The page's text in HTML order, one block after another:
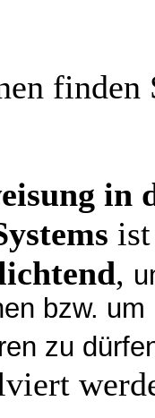
finden
in
,
bzw.
zu